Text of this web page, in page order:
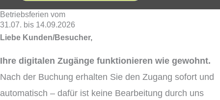
Betriebsferien vom
31.07. bis 14.09.2026
Liebe Kunden/Besucher,
Ihre digitalen Zugänge funktionieren wie gewohnt.
Nach der Buchung erhalten Sie den Zugang sofort und
automatisch – dafür ist keine Bearbeitung durch uns